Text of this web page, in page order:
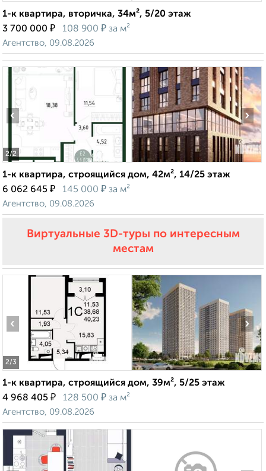
1-к квартира, вторичка, 34м², 5/20 этаж
3 700 000 ₽ 108 900 ₽ за м²
Агентство, 09.08.2026
2/2
‹ ›
1-к квартира, строящийся дом, 42м², 14/25 этаж
6 062 645 ₽ 145 000 ₽ за м²
Агентство, 09.08.2026
Виртуальные 3D-туры по интересным
местам
2/3
‹ ›
1-к квартира, строящийся дом, 39м², 5/25 этаж
4 968 405 ₽ 128 500 ₽ за м²
Агентство, 09.08.2026